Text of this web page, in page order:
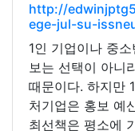
http://
ege-jul-su-
1인 기업이나 중
보는 선택이 아니
때문이다. 하지만
처기업은 홍보 예
최선책은 평소에